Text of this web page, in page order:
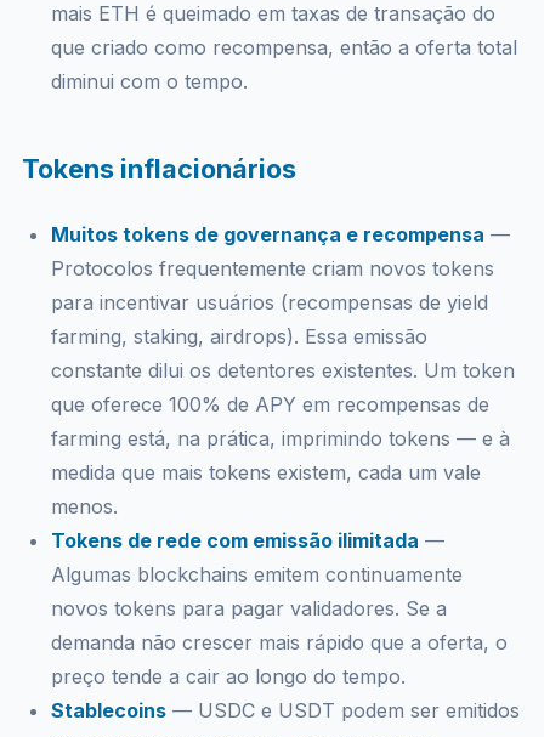
mais ETH é queimado em taxas de transação do
que criado como recompensa, então a oferta total
diminui com o tempo.
Tokens inflacionários
Muitos tokens de governança e recompensa —
Protocolos frequentemente criam novos tokens
para incentivar usuários (recompensas de yield
farming, staking, airdrops). Essa emissão
constante dilui os detentores existentes. Um token
que oferece 100% de APY em recompensas de
farming está, na prática, imprimindo tokens — e à
medida que mais tokens existem, cada um vale
menos.
Tokens de rede com emissão ilimitada —
Algumas blockchains emitem continuamente
novos tokens para pagar validadores. Se a
demanda não crescer mais rápido que a oferta, o
preço tende a cair ao longo do tempo.
Stablecoins— USDC e USDT podem ser emitidos